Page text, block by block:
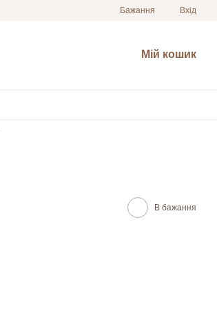
Бажання Вхід
Мій кошик
В бажання